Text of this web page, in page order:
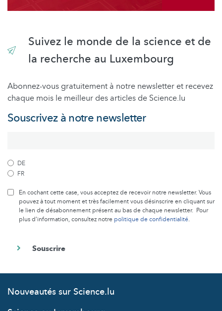
Suivez le monde de la science et de
la recherche au Luxembourg
Abonnez-vous gratuitement à notre newsletter et recevez
chaque mois le meilleur des articles de Science.lu
Souscrivez à notre newsletter
DE
FR
En cochant cette case, vous acceptez de recevoir notre newsletter. Vous
pouvez à tout moment et très facilement vous désinscrire en cliquant sur
le lien de désabonnement présent au bas de chaque newsletter. Pour
plus d’information, consultez notre politique de confidentialité.
Nouveautés sur Science.lu